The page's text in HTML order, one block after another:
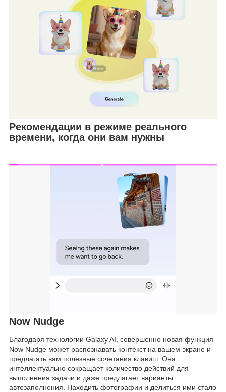
Рекомендации в режиме реального
времени, когда они вам нужны
Now Nudge
Благодаря технологии Galaxy AI, совершенно новая функция
Now Nudge может распознавать контекст на вашем экране и
предлагать вам полезные сочетания клавиш. Она
интеллектуально сокращает количество действий для
выполнения задачи и даже предлагает варианты
автозаполнения. Находить фотографии и делиться ими стало